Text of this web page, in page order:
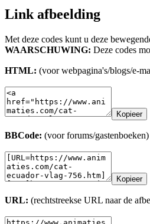
Link afbeelding
Met deze codes kunt u deze
WAARSCHUWING: Deze codes
HTML: (voor webpagina's/blogs/e-
Kopieer
BBCode: (voor forums/gastenboeken)
Kopieer
URL: (rechtstreekse URL naar de